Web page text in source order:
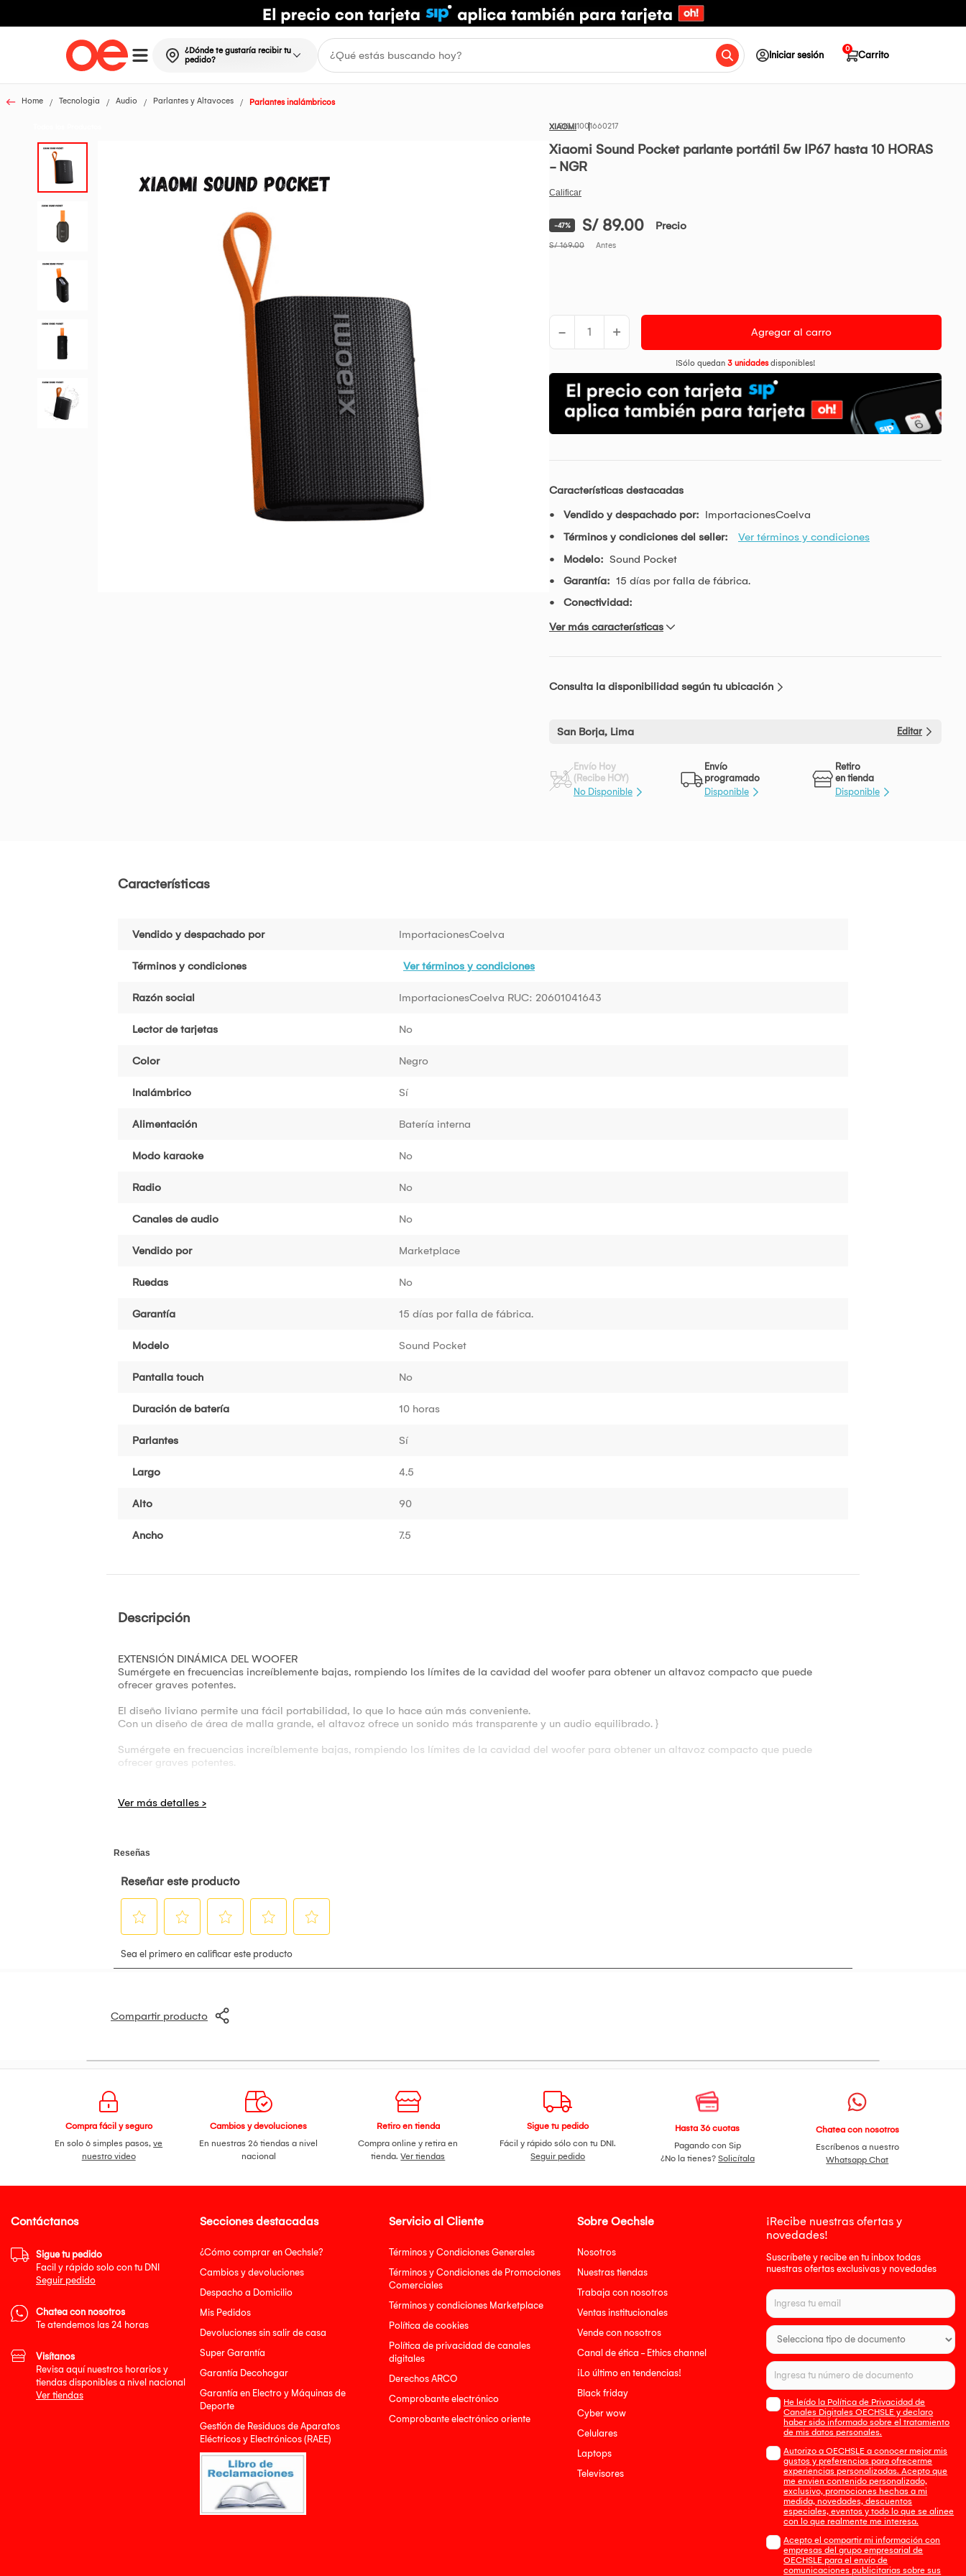
¿Dónde te gustaría recibir tu
pedido?
Iniciar sesión Carrito
0
Home Tecnologia Audio Parlantes y Altavoces Parlantes inalámbricos
XIAOMI1001660217
Xiaomi Sound Pocket parlante portátil 5w IP67 hasta 10 HORAS
- NGR
-47% S/ 89.00 Precio
S/ 169.00 Antes
- + Agregar al carro
¡Sólo quedan 3 unidadesdisponibles!
Características destacadas
Vendido y despachado por: ImportacionesCoelva
Términos y condiciones del seller:
Ver términos y condiciones
Modelo: Sound Pocket
Garantía: 15 días por falla de fábrica.
Conectividad:
Ver más características
Consulta la disponibilidad según tu ubicación
San Borja, Lima Editar
Envío Hoy
(Recibe HOY)
No Disponible
Envío
programado
Disponible
Retiro
en tienda
Disponible
Características
Vendido y despachado por ImportacionesCoelva
Términos y condiciones Ver términos y condiciones
Razón social ImportacionesCoelva RUC: 20601041643
Lector de tarjetas No
Color Negro
Inalámbrico Sí
Alimentación Batería interna
Modo karaoke No
Radio No
Canales de audio No
Vendido por Marketplace
Ruedas No
Garantía 15 días por falla de fábrica.
Modelo Sound Pocket
Pantalla touch No
Duración de batería 10 horas
Parlantes Sí
Largo 4.5
Alto 90
Ancho 7.5
Descripción
EXTENSIÓN DINÁMICA DEL WOOFER
Sumérgete en frecuencias increíblemente bajas, rompiendo los límites de la cavidad del woofer para obtener un altavoz compacto que puede
ofrecer graves potentes.
El diseño liviano permite una fácil portabilidad, lo que lo hace aún más conveniente.
Con un diseño de área de malla grande, el altavoz ofrece un sonido más transparente y un audio equilibrado. }
Sumérgete en frecuencias increíblemente bajas, rompiendo los límites de la cavidad del woofer para obtener un altavoz compacto que puede
ofrecer graves potentes.
· Modelo: Sound Pocket
· Diseño de bolsillo Portátil
· Se adapta a cualquier entorno
· Llamadas a manos libres
· Micrófono Incorporado
· Potencia de audio: 5 W
· Función True Wireless Estéreo
· Batería Iones de litio, 3,7 V, 1000 mAh
· Carga de la batería: 5 V 1 A, 3 horas
· Rango de frecuencia: 100 Hz a 20 KHz
· Vendido por Importaciones Coelva
Compartir producto
Compra fácil y seguro
En solo 6 simples pasos,ve
nuestro video
Cambios y devoluciones
En nuestras 26 tiendas a nivel
nacional
Retiro en tienda
Compra online y retira en
tienda.Ver tiendas
Sigue tu pedido
Fácil y rápido sólo con tu DNI.
Seguir pedido
Hasta 36 cuotas
Pagando con Sip
¿No la tienes? Solicítala
Chatea con nosotros
Escríbenos a nuestro
Whatsapp Chat
Secciones destacadas
¿Cómo comprar en Oechsle?
Cambios y devoluciones
Despacho a Domicilio
Mis Pedidos
Devoluciones sin salir de casa
Super Garantía
Garantía Decohogar
Garantía en Electro y Máquinas de
Deporte
Gestión de Residuos de Aparatos
Eléctricos y Electrónicos (RAEE)
Servicio al Cliente
Términos y Condiciones Generales
Términos y Condiciones de Promociones
Comerciales
Términos y condiciones Marketplace
Política de cookies
Política de privacidad de canales
digitales
Derechos ARCO
Comprobante electrónico
Comprobante electrónico oriente
Sobre Oechsle
Nosotros
Nuestras tiendas
Trabaja con nosotros
Ventas institucionales
Vende con nosotros
Canal de ética - Ethics channel
¡Lo último en tendencias!
Black friday
Cyber wow
Celulares
Laptops
Televisores
¡Recibe nuestras ofertas y
novedades!
Suscríbete y recibe en tu inbox todas
nuestras ofertas exclusivas y novedades
He leído la Política de Privacidad de
Canales Digitales OECHSLE y declaro
haber sido informado sobre el tratamiento
de mis datos personales.
Autorizo a OECHSLE a conocer mejor mis
gustos y preferencias para ofrecerme
experiencias personalizadas. Acepto que
me envien contenido personalizado,
exclusivo, promociones hechas a mi
medida, novedades, descuentos
especiales, eventos y todo lo que se alinee
con lo que realmente me interesa.
Acepto el compartir mi información con
empresas del grupo empresarial de
OECHSLE para el envío de
comunicaciones publicitarias sobre sus
Contáctanos
Sigue tu pedido
Facil y rápido solo con tu DNI
Seguir pedido
Chatea con nosotros
Te atendemos las 24 horas
Visítanos
Revisa aquí nuestros horarios y
tiendas disponibles a nivel nacional
Ver tiendas